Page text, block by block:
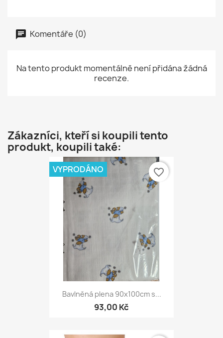
Komentáře (0)
Na tento produkt momentálně není přidána žádná
recenze.
Zákazníci, kteří si koupili tento
produkt, koupili také:
Bavlněná plena 90x100cm s...
93,00 Kč
VYPRODÁNO favorite_border